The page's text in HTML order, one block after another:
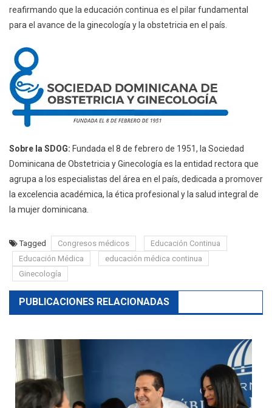
reafirmando que la educación continua es el pilar fundamental
para el avance de la ginecología y la obstetricia en el país.
Sobre la SDOG: Fundada el 8 de febrero de 1951, la Sociedad
Dominicana de Obstetricia y Ginecología es la entidad rectora que
agrupa a los especialistas del área en el país, dedicada a promover
la excelencia académica, la ética profesional y la salud integral de
la mujer dominicana.
Tagged Congresos médicos
Educación Continua
Educación Médica
educación médica continua
Ginecología
PUBLICACIONES RELACIONADAS